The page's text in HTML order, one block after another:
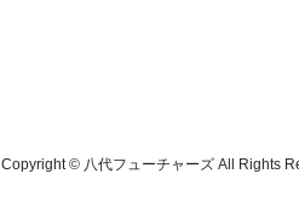
Copyright © 八代フューチャーズ All Rights